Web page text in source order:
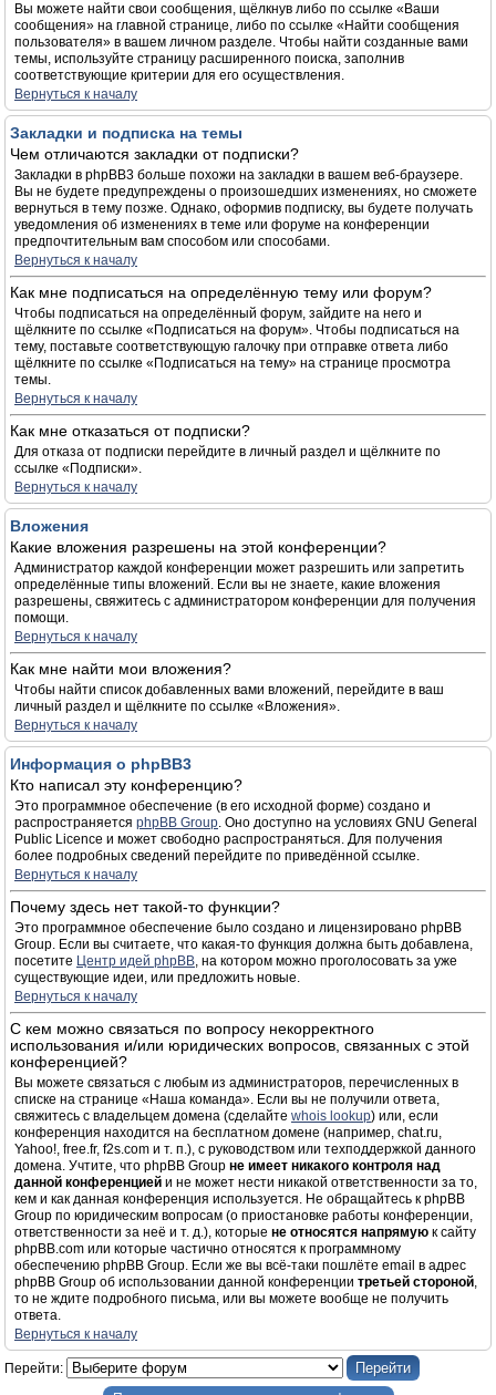
Вы можете найти свои сообщения, щёлкнув либо по ссылке «Ваши
сообщения» на главной странице, либо по ссылке «Найти сообщения
пользователя» в вашем личном разделе. Чтобы найти созданные вами
темы, используйте страницу расширенного поиска, заполнив
соответствующие критерии для его осуществления.
Вернуться к началу
Закладки и подписка на темы
Чем отличаются закладки от подписки?
Закладки в phpBB3 больше похожи на закладки в вашем веб-браузере.
Вы не будете предупреждены о произошедших изменениях, но сможете
вернуться в тему позже. Однако, оформив подписку, вы будете получать
уведомления об изменениях в теме или форуме на конференции
предпочтительным вам способом или способами.
Вернуться к началу
Как мне подписаться на определённую тему или форум?
Чтобы подписаться на определённый форум, зайдите на него и
щёлкните по ссылке «Подписаться на форум». Чтобы подписаться на
тему, поставьте соответствующую галочку при отправке ответа либо
щёлкните по ссылке «Подписаться на тему» на странице просмотра
темы.
Вернуться к началу
Как мне отказаться от подписки?
Для отказа от подписки перейдите в личный раздел и щёлкните по
ссылке «Подписки».
Вернуться к началу
Вложения
Какие вложения разрешены на этой конференции?
Администратор каждой конференции может разрешить или запретить
определённые типы вложений. Если вы не знаете, какие вложения
разрешены, свяжитесь с администратором конференции для получения
помощи.
Вернуться к началу
Как мне найти мои вложения?
Чтобы найти список добавленных вами вложений, перейдите в ваш
личный раздел и щёлкните по ссылке «Вложения».
Вернуться к началу
Информация о phpBB3
Кто написал эту конференцию?
Это программное обеспечение (в его исходной форме) создано и
распространяется phpBB Group. Оно доступно на условиях GNU General
Public Licence и может свободно распространяться. Для получения
более подробных сведений перейдите по приведённой ссылке.
Вернуться к началу
Почему здесь нет такой-то функции?
Это программное обеспечение было создано и лицензировано phpBB
Group. Если вы считаете, что какая-то функция должна быть добавлена,
посетите Центр идей phpBB, на котором можно проголосовать за уже
существующие идеи, или предложить новые.
Вернуться к началу
С кем можно связаться по вопросу некорректного
использования и/или юридических вопросов, связанных с этой
конференцией?
Вы можете связаться с любым из администраторов, перечисленных в
списке на странице «Наша команда». Если вы не получили ответа,
свяжитесь с владельцем домена (сделайте whois lookup) или, если
конференция находится на бесплатном домене (например, chat.ru,
Yahoo!, free.fr, f2s.com и т. п.), с руководством или техподдержкой данного
домена. Учтите, что phpBB Group не имеет никакого контроля над
данной конференцией и не может нести никакой ответственности за то,
кем и как данная конференция используется. Не обращайтесь к phpBB
Group по юридическим вопросам (о приостановке работы конференции,
ответственности за неё и т. д.), которые не относятся напрямую к сайту
phpBB.com или которые частично относятся к программному
обеспечению phpBB Group. Если же вы всё-таки пошлёте email в адрес
phpBB Group об использовании данной конференции третьей стороной,
то не ждите подробного письма, или вы можете вообще не получить
ответа.
Вернуться к началу
Перейти: